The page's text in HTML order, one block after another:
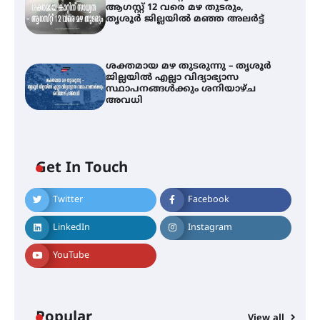
ആഗസ്റ്റ് 12 വരെ മഴ തുടരും,
തൃശൂർ ജില്ലയിൽ മഞ്ഞ അലർട്ട്
ശക്തമായ മഴ തുടരുന്നു – തൃശൂർ
ജില്ലയിൽ എല്ലാ വിദ്യാഭ്യാസ
സ്ഥാപനങ്ങൾക്കും ശനിയാഴ്ച
അവധി
Get In Touch
Twitter Facebook
LinkedIn Instagram
YouTube
ഐ.ടി.യു. ബാങ്കിലെ
നിക്ഷേപകർക്ക് പണം തിരികെ
ലഭ്യമാക്കാൻ കേന്ദ്ര-കേരള
സർക്കാരുകൾ അടിയന്തരമായി
ഇടപെടണമെന്ന് ഐ.ടി.യു. ബാങ്ക്
നിക്ഷേപക സംരക്ഷണ സമിതി
ശക്തമായ കാറ്റിന് സാധ്യത –